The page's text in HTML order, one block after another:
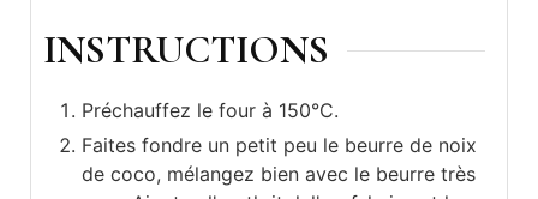
INSTRUCTIONS
Préchauffez le four à 150°C.
Faites fondre un petit peu le beurre de noix
de coco, mélangez bien avec le beurre très